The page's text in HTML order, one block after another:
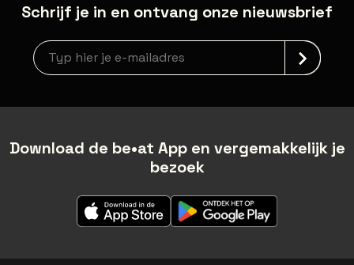
Schrijf je in en ontvang onze nieuwsbrief
Nieuwsbrief aanmelding
Download de be•at App en vergemakkelijk je
bezoek